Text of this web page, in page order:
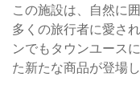
この施設は、自然に
多くの旅行者に愛さ
ンでもタウンユース
た新たな商品が登場し